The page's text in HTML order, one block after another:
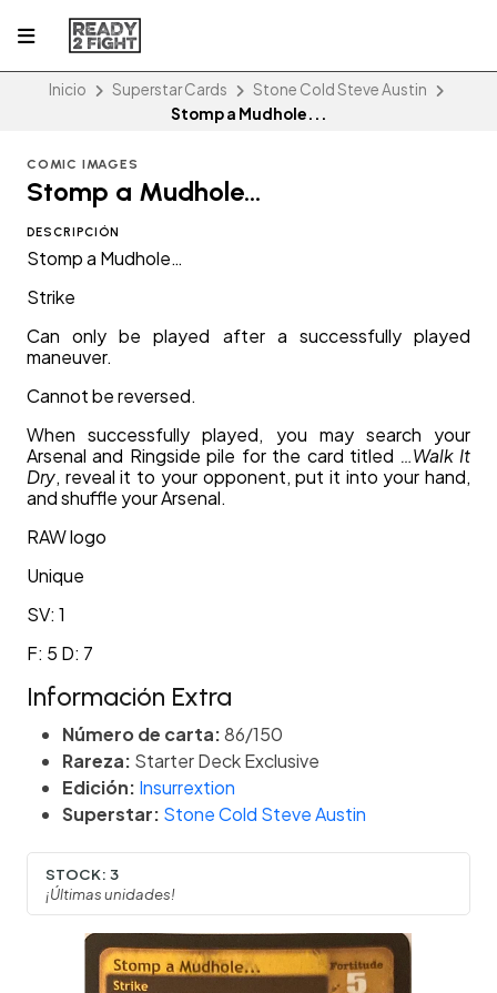
Inicio Superstar Cards
Stone Cold Steve Austin
Stomp a Mudhole...
COMIC IMAGES
Stomp a Mudhole...
DESCRIPCIÓN
Stomp a Mudhole…
Strike
Can only be played after a successfully played
maneuver.
Cannot be reversed.
When successfully played, you may search your
Arsenal and Ringside pile for the card titled …Walk It
Dry, reveal it to your opponent, put it into your hand,
and shuffle your Arsenal.
RAW logo
Unique
SV: 1
F: 5 D: 7
Información Extra
Número de carta:86/150
Rareza: Starter Deck Exclusive
Edición: Insurrextion
Superstar: Stone Cold Steve Austin
STOCK: 3
¡Últimas unidades!